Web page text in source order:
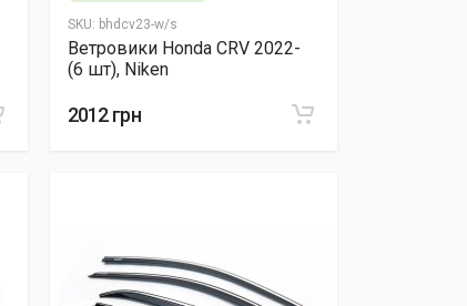
SKU: bhdcv23-w/s
Ветровики Honda CRV 2022-
(6 шт), Niken
2012 грн